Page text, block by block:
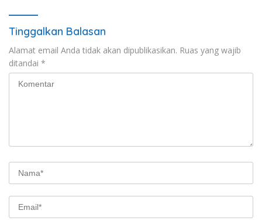
Tinggalkan Balasan
Alamat email Anda tidak akan dipublikasikan. Ruas yang wajib
ditandai *